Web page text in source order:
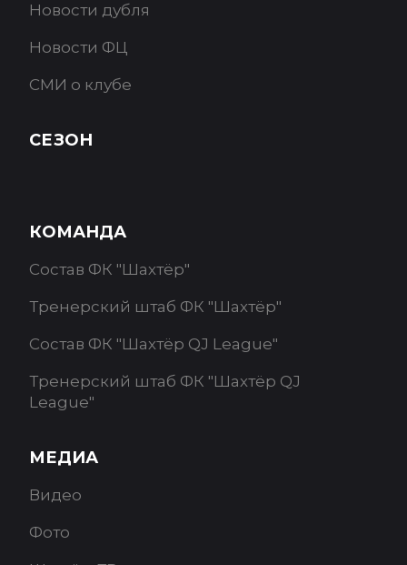
Новости дубля
Новости ФЦ
СМИ о клубе
СЕЗОН
КОМАНДА
Состав ФК "Шахтёр"
Тренерский штаб ФК "Шахтёр"
Состав ФК "Шахтёр QJ League"
Тренерский штаб ФК "Шахтёр QJ
League"
МЕДИА
Видео
Фото